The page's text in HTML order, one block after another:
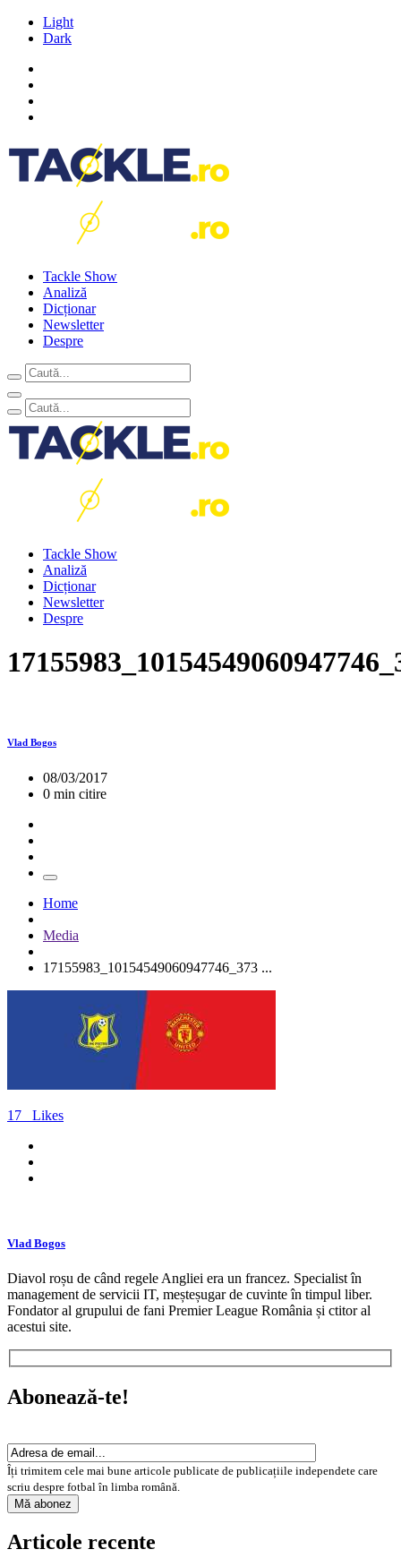
Light
Dark
Tackle Show
Analiză
Dicționar
Newsletter
Despre
Tackle Show
Analiză
Dicționar
Newsletter
Despre
Vlad Bogos
08/03/2017
0 min citire
Home
Media
17155983_10154549060947746_373 ...
17 Likes
Vlad Bogos
Diavol roșu de când regele Angliei era un francez. Specialist în
management de servicii IT, meșteșugar de cuvinte în timpul liber.
Fondator al grupului de fani Premier League România și ctitor al
acestui site.
Abonează-te!
Îți trimitem cele mai bune articole publicate de publicațiile independete care
scriu despre fotbal în limba română.
Articole recente